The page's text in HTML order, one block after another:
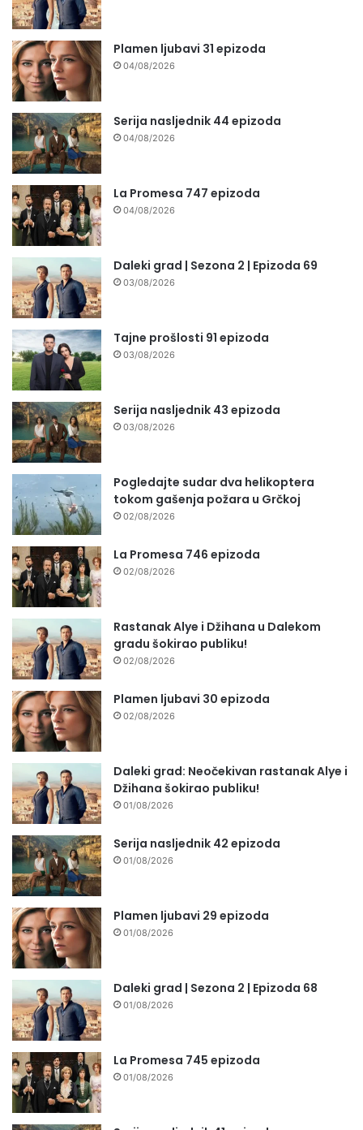
Plamen ljubavi 31 epizoda
04/08/2026
Serija nasljednik 44 epizoda
04/08/2026
La Promesa 747 epizoda
04/08/2026
Daleki grad | Sezona 2 | Epizoda 69
03/08/2026
Tajne prošlosti 91 epizoda
03/08/2026
Serija nasljednik 43 epizoda
03/08/2026
Pogledajte sudar dva helikoptera
tokom gašenja požara u Grčkoj
02/08/2026
La Promesa 746 epizoda
02/08/2026
Rastanak Alye i Džihana u Dalekom
gradu šokirao publiku!
02/08/2026
Plamen ljubavi 30 epizoda
02/08/2026
Daleki grad: Neočekivan rastanak Alye i
Džihana šokirao publiku!
01/08/2026
Serija nasljednik 42 epizoda
01/08/2026
Plamen ljubavi 29 epizoda
01/08/2026
Daleki grad | Sezona 2 | Epizoda 68
01/08/2026
La Promesa 745 epizoda
01/08/2026